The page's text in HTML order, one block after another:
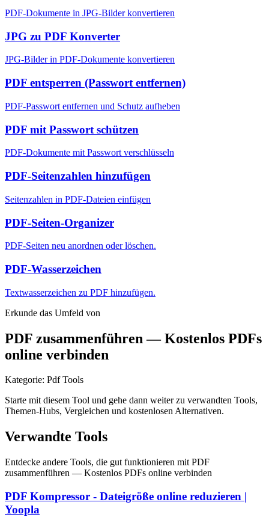
PDF-Dokumente in JPG-Bilder konvertieren
JPG zu PDF Konverter
JPG-Bilder in PDF-Dokumente konvertieren
PDF entsperren (Passwort entfernen)
PDF-Passwort entfernen und Schutz aufheben
PDF mit Passwort schützen
PDF-Dokumente mit Passwort verschlüsseln
PDF-Seitenzahlen hinzufügen
Seitenzahlen in PDF-Dateien einfügen
PDF-Seiten-Organizer
PDF-Seiten neu anordnen oder löschen.
PDF-Wasserzeichen
Textwasserzeichen zu PDF hinzufügen.
Erkunde das Umfeld von
PDF zusammenführen — Kostenlos PDFs
online verbinden
Kategorie: Pdf Tools
Starte mit diesem Tool und gehe dann weiter zu verwandten Tools,
Themen-Hubs, Vergleichen und kostenlosen Alternativen.
Verwandte Tools
Entdecke andere Tools, die gut funktionieren mit PDF
zusammenführen — Kostenlos PDFs online verbinden
PDF Kompressor - Dateigröße online reduzieren |
Yoopla